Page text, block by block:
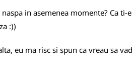
naspa in asemenea momente? Ca
:))
eu ma risc si spun ca vreau sa